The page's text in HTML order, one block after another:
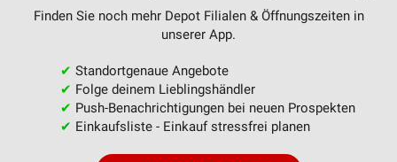
Finden Sie noch mehr Depot Filialen & Öffnungszeiten in
unserer App.
✔ Standortgenaue Angebote
✔ Folge deinem Lieblingshändler
✔ Push-Benachrichtigungen bei neuen Prospekten
✔ Einkaufsliste - Einkauf stressfrei planen